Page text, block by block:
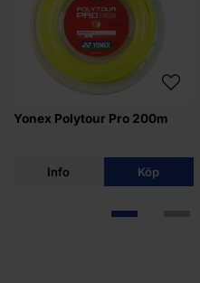
Yonex Polytour Pro 200m
Info Köp